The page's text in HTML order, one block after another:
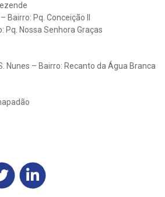
Bairro: Pq. Conceição II
Pq. Nossa Senhora Graças
Nunes – Bairro: Recanto da Água Branca